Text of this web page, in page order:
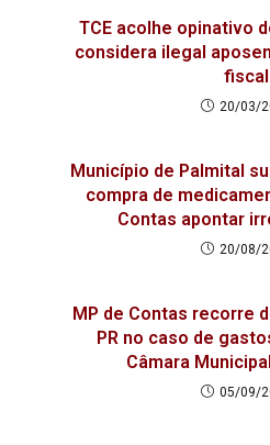
TCE acolhe opinativo
considera ilegal
fiscal
20/03/
Município de Palmital
compra de
Contas apontar
20/08/
MP de Contas recorre
PR no caso de
Câmara
05/09/